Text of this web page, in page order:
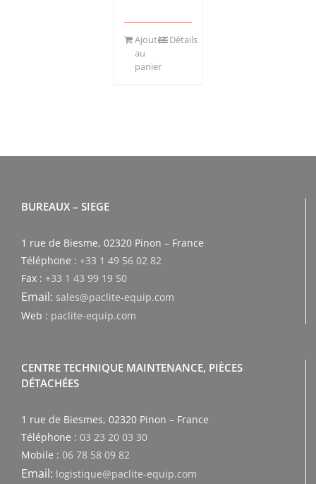
Ajouter
au
panier
Détails
BUREAUX – SIEGE
1 rue de Biesme, 02320 Pinon – France
Téléphone : +33 1 49 56 02 82
Fax : +33 1 43 99 19 50
Email: sales@paclite-equip.com
Web : paclite-equip.com
CENTRE TECHNIQUE MAINTENANCE, PIÈCES
DÉTACHÉES
1 rue de Biesmes, 02320 Pinon – France
Téléphone : 03 23 20 03 30
Mobile : 06 78 58 09 82
Email: logistique@paclite-equip.com